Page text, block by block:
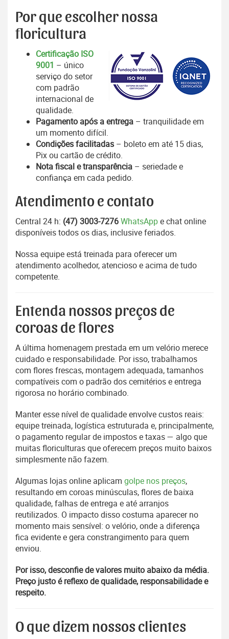
Por que escolher nossa
floricultura
Certificação ISO
9001 – único
serviço do setor
com padrão
internacional de
qualidade.
Pagamento após a entrega – tranquilidade em
um momento difícil.
Condições facilitadas – boleto em até 15 dias,
Pix ou cartão de crédito.
Nota fiscal e transparência – seriedade e
confiança em cada pedido.
Atendimento e contato
Central 24 h: (47) 3003-7276WhatsAppe chat online
disponíveis todos os dias, inclusive feriados.
Nossa equipe está treinada para oferecer um
atendimento acolhedor, atencioso e acima de tudo
competente.
Entenda nossos preços de
coroas de flores
A última homenagem prestada em um velório merece
cuidado e responsabilidade. Por isso, trabalhamos
com flores frescas, montagem adequada, tamanhos
compatíveis com o padrão dos cemitérios e entrega
rigorosa no horário combinado.
Manter esse nível de qualidade envolve custos reais:
equipe treinada, logística estruturada e, principalmente,
o pagamento regular de impostos e taxas — algo que
muitas floriculturas que oferecem preços muito baixos
simplesmente não fazem.
Algumas lojas online aplicam golpe nos preços,
resultando em coroas minúsculas, flores de baixa
qualidade, falhas de entrega e até arranjos
reutilizados. O impacto disso costuma aparecer no
momento mais sensível: o velório, onde a diferença
fica evidente e gera constrangimento para quem
enviou.
Por isso, desconfie de valores muito abaixo da média.
Preço justo é reflexo de qualidade, responsabilidade e
respeito.
O que dizem nossos clientes